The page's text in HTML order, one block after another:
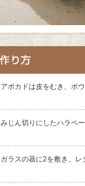
アボカドは皮をむき、ボ
みじん切りにしたハラペ
ガラスの器に2を敷き、レ